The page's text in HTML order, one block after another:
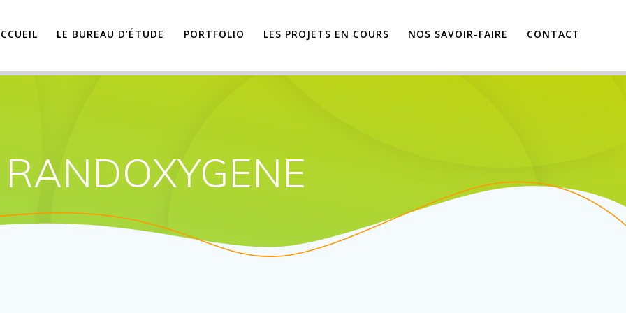
LE BUREAU D’ÉTUDE PORTFOLIO LES PROJETS EN COURS NOS SAVOIR-FAIRE CONTACT
RANDOXYGENE